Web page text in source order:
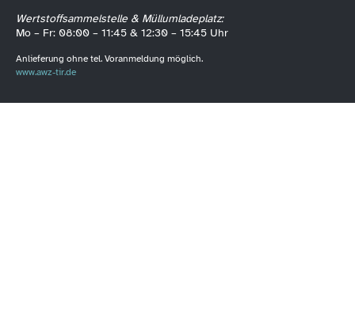
Wertstoffsammelstelle & Müllumladeplatz:
Mo – Fr: 08:00 – 11:45 & 12:30 – 15:45 Uhr
Anlieferung ohne tel. Voranmeldung möglich.
www.awz-tir.de